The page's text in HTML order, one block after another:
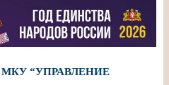
“УПРАВЛЕНИЕ